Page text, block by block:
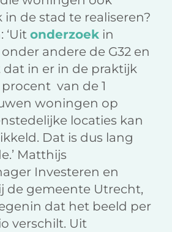
de stad te realiseren?
‘Uit onderzoek in
andere de G32 en
in er in de praktijk
procent van de 1
woningen op
locaties kan
Dat is dus lang
Matthijs
Investeren en
de gemeente Utrecht,
dat het beeld per
verschilt. Uit